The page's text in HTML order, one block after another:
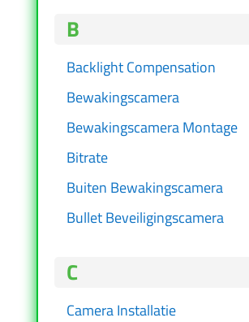
B
Backlight Compensation
Bewakingscamera
Bewakingscamera Montage
Bitrate
Buiten Bewakingscamera
Bullet Beveiligingscamera
C
Camera Installatie